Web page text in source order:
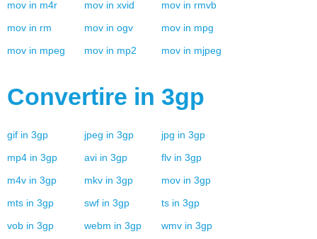
mov in m4r mov in xvid mov in rmvb
mov in rm mov in ogv mov in mpg
mov in mpeg mov in mp2 mov in mjpeg
Convertire in 3gp
gif in 3gp jpeg in 3gp jpg in 3gp
mp4 in 3gp avi in 3gp flv in 3gp
m4v in 3gp mkv in 3gp mov in 3gp
mts in 3gp swf in 3gp ts in 3gp
vob in 3gp webm in 3gp wmv in 3gp